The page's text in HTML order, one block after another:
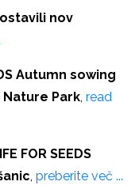
nov
Autumn sowing
Park, read
FOR SEEDS
, preberite več ...